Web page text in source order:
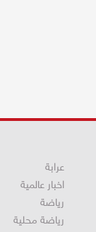
عرابة
اخبار عالمية
رياضة
رياضة محلية